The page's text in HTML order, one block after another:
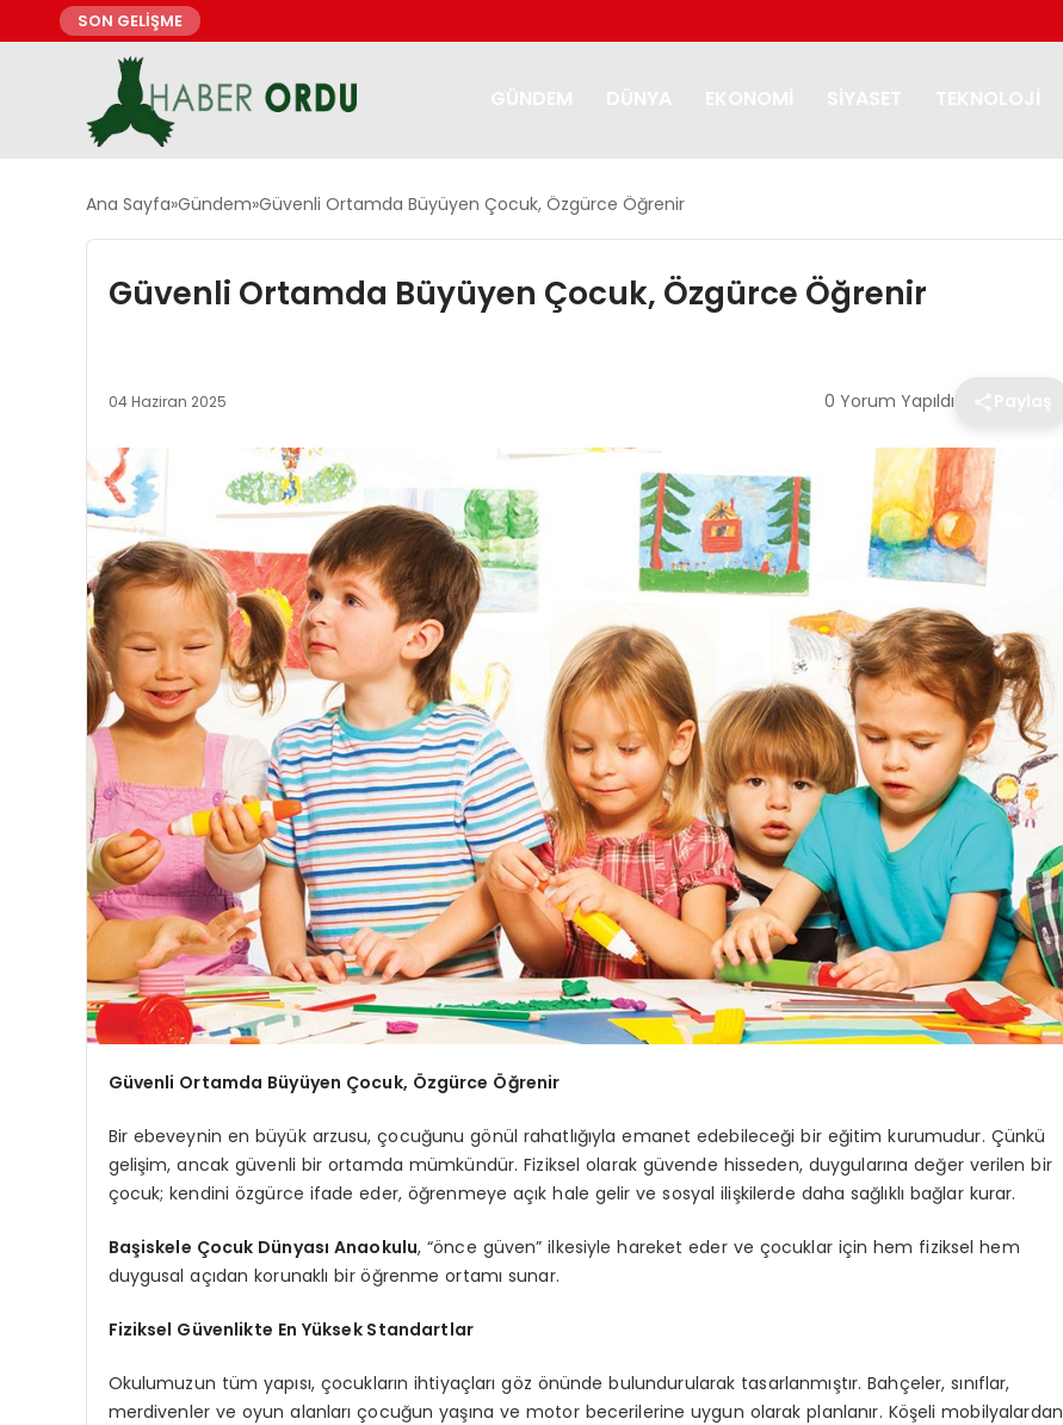
SON GELİŞME
Ana Sayfa Gündem Güvenli Ortamda Büyüyen Çocuk, Özgürce Öğrenir
Güvenli Ortamda Büyüyen Çocuk, Özgürce Öğrenir
04 Haziran 2025 0 Yorum Yapıldı
Güvenli Ortamda Büyüyen Çocuk, Özgürce Öğrenir
Bir ebeveynin en büyük arzusu, çocuğunu gönül rahatlığıyla emanet edebileceği bir eğitim kurumudur. Çünkü
gelişim, ancak güvenli bir ortamda mümkündür. Fiziksel olarak güvende hisseden, duygularına değer verilen bir
çocuk; kendini özgürce ifade eder, öğrenmeye açık hale gelir ve sosyal ilişkilerde daha sağlıklı bağlar kurar.
Başiskele Çocuk Dünyası Anaokulu, “önce güven” ilkesiyle hareket eder ve çocuklar için hem fiziksel hem
duygusal açıdan korunaklı bir öğrenme ortamı sunar.
Fiziksel Güvenlikte En Yüksek Standartlar
Okulumuzun tüm yapısı, çocukların ihtiyaçları göz önünde bulundurularak tasarlanmıştır. Bahçeler, sınıflar,
merdivenler ve oyun alanları çocuğun yaşına ve motor becerilerine uygun olarak planlanır. Köşeli mobilyalardan